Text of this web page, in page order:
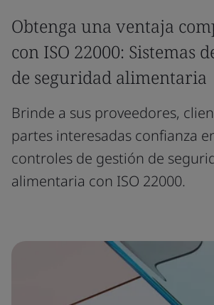
Obtenga una ventaja
con ISO 22000: Sistemas
de seguridad alimentaria
Brinde a sus proveedores,
partes interesadas confianza
controles de gestión de
alimentaria con ISO 22000.